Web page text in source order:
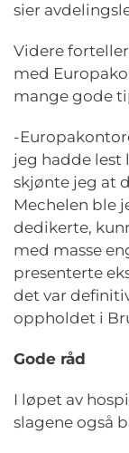
sier
Videre
med
mange gode
-
jeg hadde
skjønte jeg at
Mechelen ble
dedikerte,
med masse
presenterte
det var
oppholdet i
Gode råd
I løpet av
slagene også